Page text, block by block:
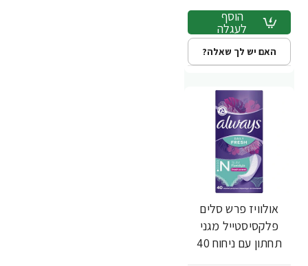
הוסף
לעגלה
האם יש לך שאלה?
אולוויז פרש סלים
פלקסיסטייל מגני
תחתון עם ניחוח 40